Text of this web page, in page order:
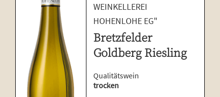
WEINKELLEREI
HOHENLOHE EG"
Bretzfelder
Goldberg Riesling
Qualitätswein
trocken